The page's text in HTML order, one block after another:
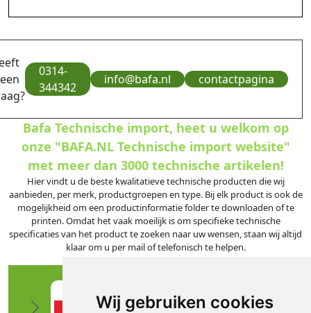
Wij gebruiken cookies
0314-
344342
info@bafa.nl contactpagina
Bafa Technische import, heet u welkom op
onze "BAFA.NL Technische import website"
met meer dan 3000 technische artikelen!
Hier vindt u de beste kwalitatieve technische producten die wij
aanbieden, per merk, productgroepen en type. Bij elk product is ook de
mogelijkheid om een productinformatie folder te downloaden of te
printen. Omdat het vaak moeilijk is om specifieke technische
specificaties van het product te zoeken naar uw wensen, staan wij altijd
klaar om u per mail of telefonisch te helpen.